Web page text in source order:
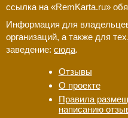
ссылка на «RemKarta.ru»
Информация для
организаций, а также для
заведение: сюда.
Отзывы